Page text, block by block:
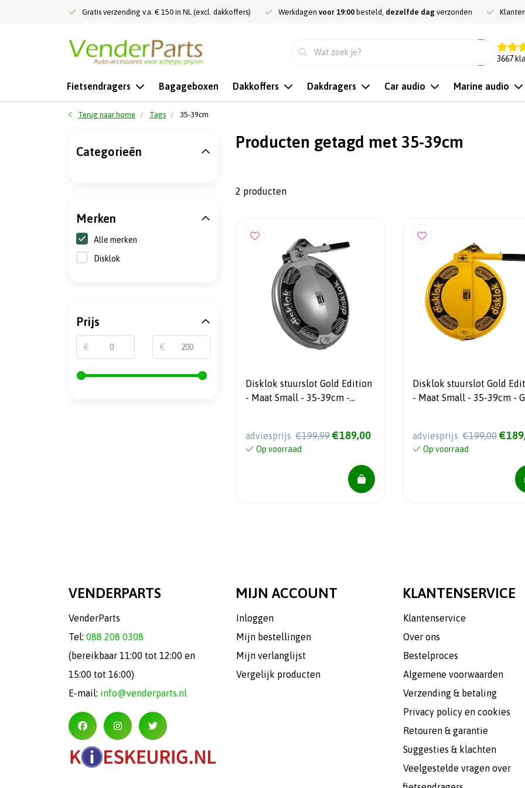
Gratis verzending v.a. € 150 in NL (excl. dakkoffers) Werkdagen voor 19:00 besteld, dezelfde dag verzonden
3667
Fietsendragers Bagageboxen Dakkoffers Dakdragers Car audio Marine audio
Terug naar home Tags 35-39cm
Producten getagd met 35-39cm
2 producten
Disklok stuurslot Gold Edition
- Maat Small - 35-39cm -
adviesprijs €199,99 €189,00
Op voorraad
Disklok stuurslot Gold
- Maat Small - 35-39cm -
adviesprijs €199,00
Op voorraad
Categorieën
Merken
Alle merken
Disklok
Prijs
€ €
VENDERPARTS
VenderParts
Tel: 088 208 0308
(bereikbaar 11:00 tot 12:00 en
15:00 tot 16:00)
E-mail: info@venderparts.nl
MIJN ACCOUNT
Inloggen
Mijn bestellingen
Mijn verlanglijst
Vergelijk producten
KLANTENSERVICE
Klantenservice
Over ons
Bestelproces
Algemene voorwaarden
Verzending & betaling
Privacy policy en cookies
Retouren & garantie
Suggesties & klachten
Veelgestelde vragen over